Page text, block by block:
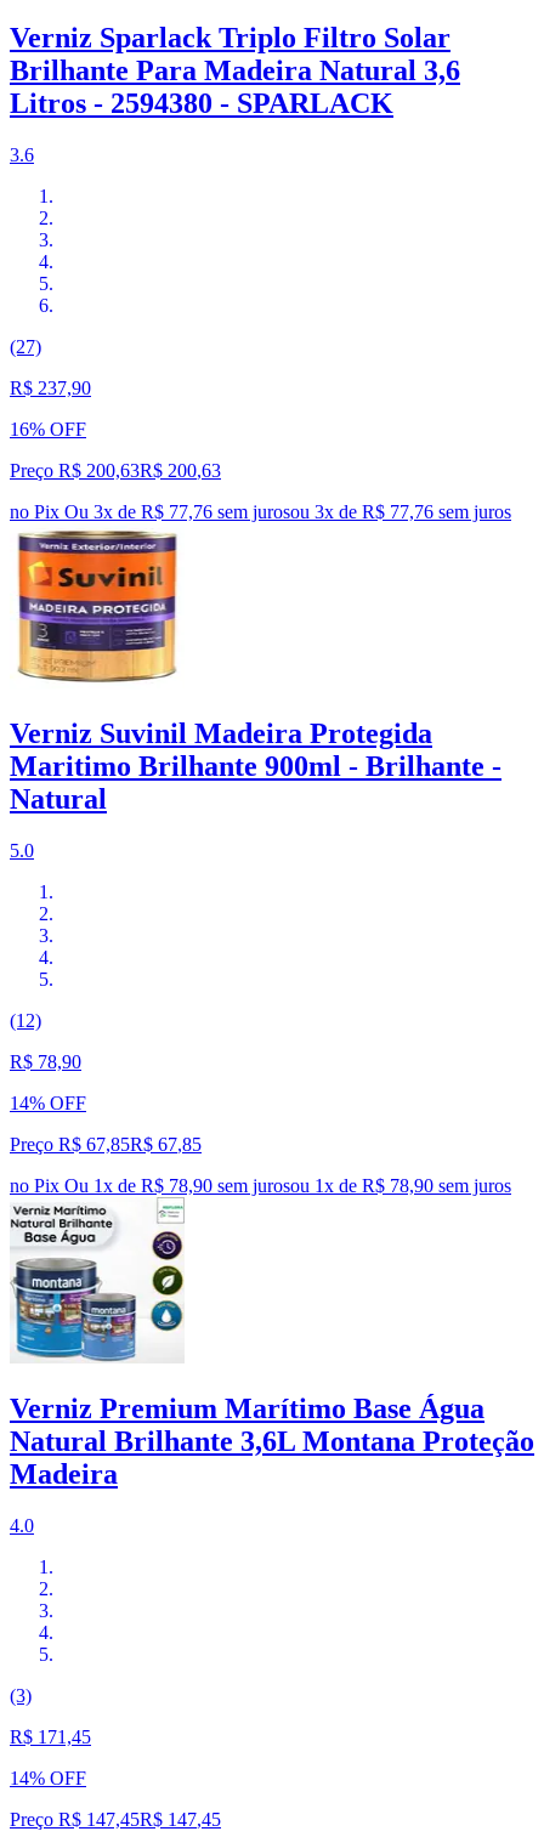
Verniz Sparlack Triplo Filtro Solar
Brilhante Para Madeira Natural 3,6
Litros - 2594380 - SPARLACK
3.6
(27)
R$ 237,90
16% OFF
Preço R$ 200,63R$ 200,63
no Pix Ou 3x de R$ 77,76 sem jurosou 3x de R$ 77,76 sem juros
Verniz Suvinil Madeira Protegida
Maritimo Brilhante 900ml - Brilhante -
Natural
5.0
(12)
R$ 78,90
14% OFF
Preço R$ 67,85R$ 67,85
no Pix Ou 1x de R$ 78,90 sem jurosou 1x de R$ 78,90 sem juros
Verniz Premium Marítimo Base Água
Natural Brilhante 3,6L Montana Proteção
Madeira
4.0
(3)
R$ 171,45
14% OFF
Preço R$ 147,45R$ 147,45